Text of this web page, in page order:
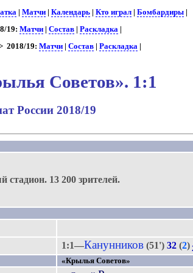
|Матчи |Календарь |Кто играл |Бомбардиры
19:Матчи |Состав |Раскладка |
2018/19:Матчи |Состав |Раскладка |
Советов». 1:1
России 2018/19
стадион. 13 200 зрителей.
1:1—Канунников (51')32 (2)
«Крылья Советов»